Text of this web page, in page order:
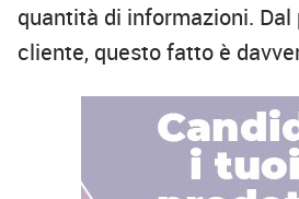
quantità di informazioni.
cliente, questo fatto è